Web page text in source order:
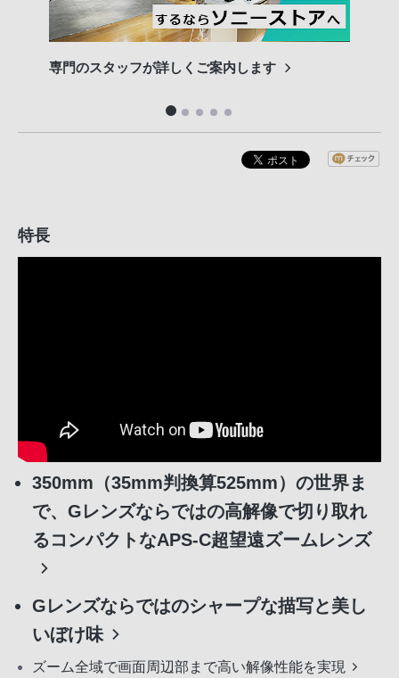
専門のスタッフが詳しくご案内します
特長
350mm（35mm判換算525mm）の世界ま
で、Gレンズならではの高解像で切り取れ
るコンパクトなAPS-C超望遠ズームレンズ
Gレンズならではのシャープな描写と美し
いぼけ味
ズーム全域で画面周辺部まで高い解像性能を実現